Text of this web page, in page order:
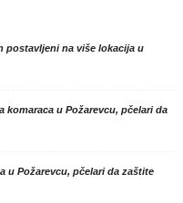
postavljeni na više lokacija u
komaraca u Požarevcu, pčelari da
u Požarevcu, pčelari da zaštite